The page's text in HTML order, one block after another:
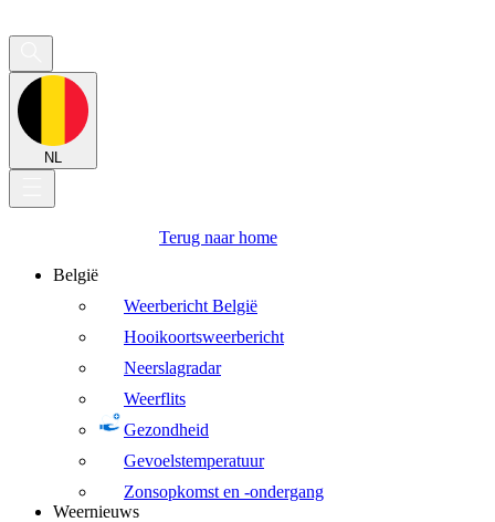
NL
Terug naar home
België
Weerbericht België
Hooikoortsweerbericht
Neerslagradar
Weerflits
Gezondheid
Gevoelstemperatuur
Zonsopkomst en -ondergang
Weernieuws